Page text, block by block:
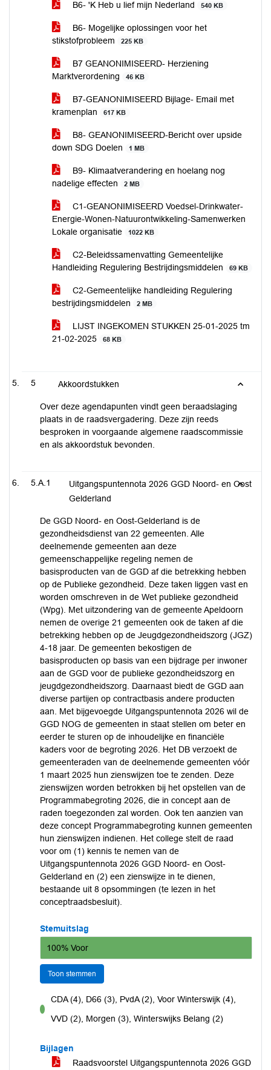
B6- 'K Heb u lief mijn Nederland 540 KB
B6- Mogelijke oplossingen voor het
stikstofprobleem
225 KB
B7 GEANONIMISEERD- Herziening
Marktverordening
46 KB
B7-GEANONIMISEERD Bijlage- Email met
kramenplan
617 KB
B8- GEANONIMISEERD-Bericht over upside
down SDG Doelen
1 MB
B9- Klimaatverandering en hoelang nog
nadelige effecten
2 MB
C1-GEANONIMISEERD Voedsel-Drinkwater-
Energie-Wonen-Natuurontwikkeling-Samenwerken
Lokale organisatie
1022 KB
C2-Beleidssamenvatting Gemeentelijke
Handleiding Regulering Bestrijdingsmiddelen
69 KB
C2-Gemeentelijke handleiding Regulering
bestrijdingsmiddelen
2 MB
LIJST INGEKOMEN STUKKEN 25-01-2025 tm
21-02-2025
68 KB
5 Akkoordstukken
Over deze agendapunten vindt geen beraadslaging
plaats in de raadsvergadering. Deze zijn reeds
besproken in voorgaande algemene raadscommissie
en als akkoordstuk bevonden.
5.A.1
Uitgangspuntennota 2026 GGD Noord- en Oost
Gelderland
De GGD Noord- en Oost-Gelderland is de
gezondheidsdienst van 22 gemeenten. Alle
deelnemende gemeenten aan deze
gemeenschappelijke regeling nemen de
basisproducten van de GGD af die betrekking hebben
op de Publieke gezondheid. Deze taken liggen vast en
worden omschreven in de Wet publieke gezondheid
(Wpg). Met uitzondering van de gemeente Apeldoorn
nemen de overige 21 gemeenten ook de taken af die
betrekking hebben op de Jeugdgezondheidszorg (JGZ)
4-18 jaar. De gemeenten bekostigen de
basisproducten op basis van een bijdrage per inwoner
aan de GGD voor de publieke gezondheidszorg en
jeugdgezondheidszorg. Daarnaast biedt de GGD aan
diverse partijen op contractbasis andere producten
aan. Met bijgevoegde Uitgangspuntennota 2026 wil de
GGD NOG de gemeenten in staat stellen om beter en
eerder te sturen op de inhoudelijke en financiële
kaders voor de begroting 2026. Het DB verzoekt de
gemeenteraden van de deelnemende gemeenten vóór
1 maart 2025 hun zienswijzen toe te zenden. Deze
zienswijzen worden betrokken bij het opstellen van de
Programmabegroting 2026, die in concept aan de
raden toegezonden zal worden. Ook ten aanzien van
deze concept Programmabegroting kunnen gemeenten
hun zienswijzen indienen. Het college stelt de raad
voor om (1) kennis te nemen van de
Uitgangspuntennota 2026 GGD Noord- en Oost-
Gelderland en (2) een zienswijze in te dienen,
bestaande uit 8 opsommingen (te lezen in het
conceptraadsbesluit).
Stemuitslag
100% Voor
Toon stemmen
voor
CDA (4), D66 (3), PvdA (2), Voor Winterswijk (4),
VVD (2), Morgen (3), Winterswijks Belang (2)
Bijlagen
Raadsvoorstel Uitgangspuntennota 2026 GGD